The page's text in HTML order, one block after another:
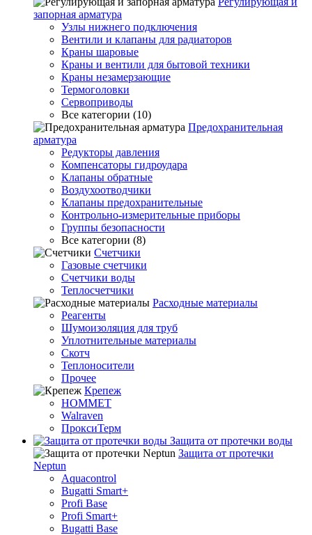
запорная арматура
Узлы нижнего подключения
Вентили и клапаны для радиаторов
Краны шаровые
Краны и вентили для бытовой техники
Краны незамерзающие
Термоголовки
Сервоприводы
Все категории (10)
Предохранительная
арматура
Редукторы давления
Компенсаторы гидроудара
Клапаны обратные
Воздухоотводчики
Клапаны предохранительные
Контрольно-измерительные приборы
Группы безопасности
Все категории (8)
Счетчики
Газовые счетчики
Счетчики воды
Теплосчетчики
Расходные материалы
Реагенты
Шумоизоляция для труб
Уплотнительные материалы
Скотч
Теплоносители
Прочее
Крепеж
HOMMET
Walraven
ПроксиТерм
Защита от протечки воды
Защита от протечки
Neptun
Aquacontrol
Bugatti Smart+
Profi Base
Profi Smart+
Bugatti Base